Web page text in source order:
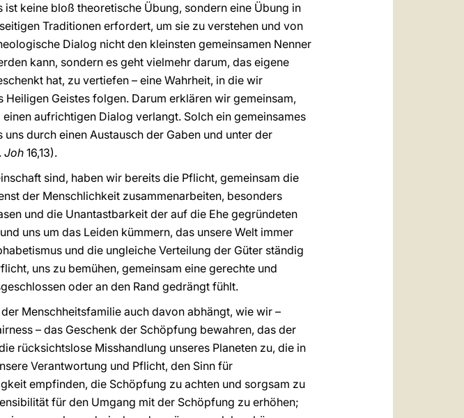
keine bloß theoretische Übung, sondern eine Übung in
Traditionen erfordert, um sie zu verstehen und von
Dialog nicht den kleinsten gemeinsamen Nenner
kann, sondern es geht vielmehr darum, das eigene
hat, zu vertiefen – eine Wahrheit, in die wir
Geistes folgen. Darum erklären wir gemeinsam,
aufrichtigen Dialog verlangt. Solch ein gemeinsames
durch einen Austausch der Gaben und unter der
Joh 16,13).
sind, haben wir bereits die Pflicht, gemeinsam die
der Menschlichkeit zusammenarbeiten, besonders
und die Unantastbarkeit der auf die Ehe gegründeten
uns um das Leiden kümmern, das unsere Welt immer
und die ungleiche Verteilung der Güter ständig
uns zu bemühen, gemeinsam eine gerechte und
oder an den Rand gedrängt fühlt.
Menschheitsfamilie auch davon abhängt, wie wir –
– das Geschenk der Schöpfung bewahren, das der
rücksichtslose Misshandlung unseres Planeten zu, die in
Verantwortung und Pflicht, den Sinn für
empfinden, die Schöpfung zu achten und sorgsam zu
für den Umgang mit der Schöpfung zu erhöhen;